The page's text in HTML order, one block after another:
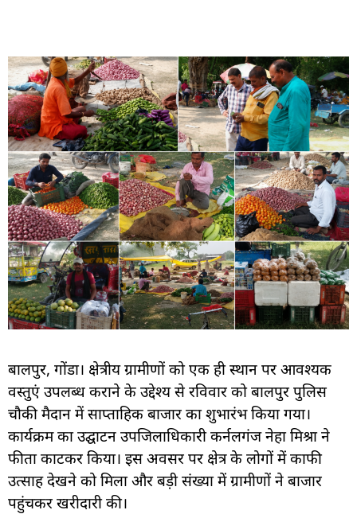
बालपुर, गोंडा। क्षेत्रीय ग्रामीणों को एक ही स्थान पर आवश्यक
वस्तुएं उपलब्ध कराने के उद्देश्य से रविवार को बालपुर पुलिस
चौकी मैदान में साप्ताहिक बाजार का शुभारंभ किया गया।
कार्यक्रम का उद्घाटन उपजिलाधिकारी कर्नलगंज नेहा मिश्रा ने
फीता काटकर किया। इस अवसर पर क्षेत्र के लोगों में काफी
उत्साह देखने को मिला और बड़ी संख्या में ग्रामीणों ने बाजार
पहुंचकर खरीदारी की।